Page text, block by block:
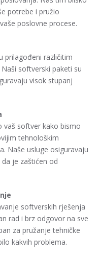
potrebe i pružio
poslovne procese.
prilagođeni različitim
softverski paketi su
visok stupanj
vaš softver kako bismo
tehnološkim
Naše usluge osiguravaju
je zaštićen od
softverskih rješenja
rad i brz odgovor na sve
za pružanje tehničke
kakvih problema.